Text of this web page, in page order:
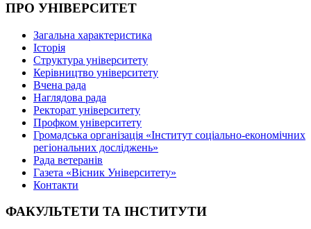
ПРО УНІВЕРСИТЕТ
Загальна характеристика
Історія
Структура університету
Керівництво університету
Вчена рада
Наглядова рада
Ректорат університету
Профком університету
Громадська організація «Інститут соціально-економічних
регіональних досліджень»
Рада ветеранів
Газета «Вісник Університету»
Контакти
ФАКУЛЬТЕТИ ТА ІНСТИТУТИ